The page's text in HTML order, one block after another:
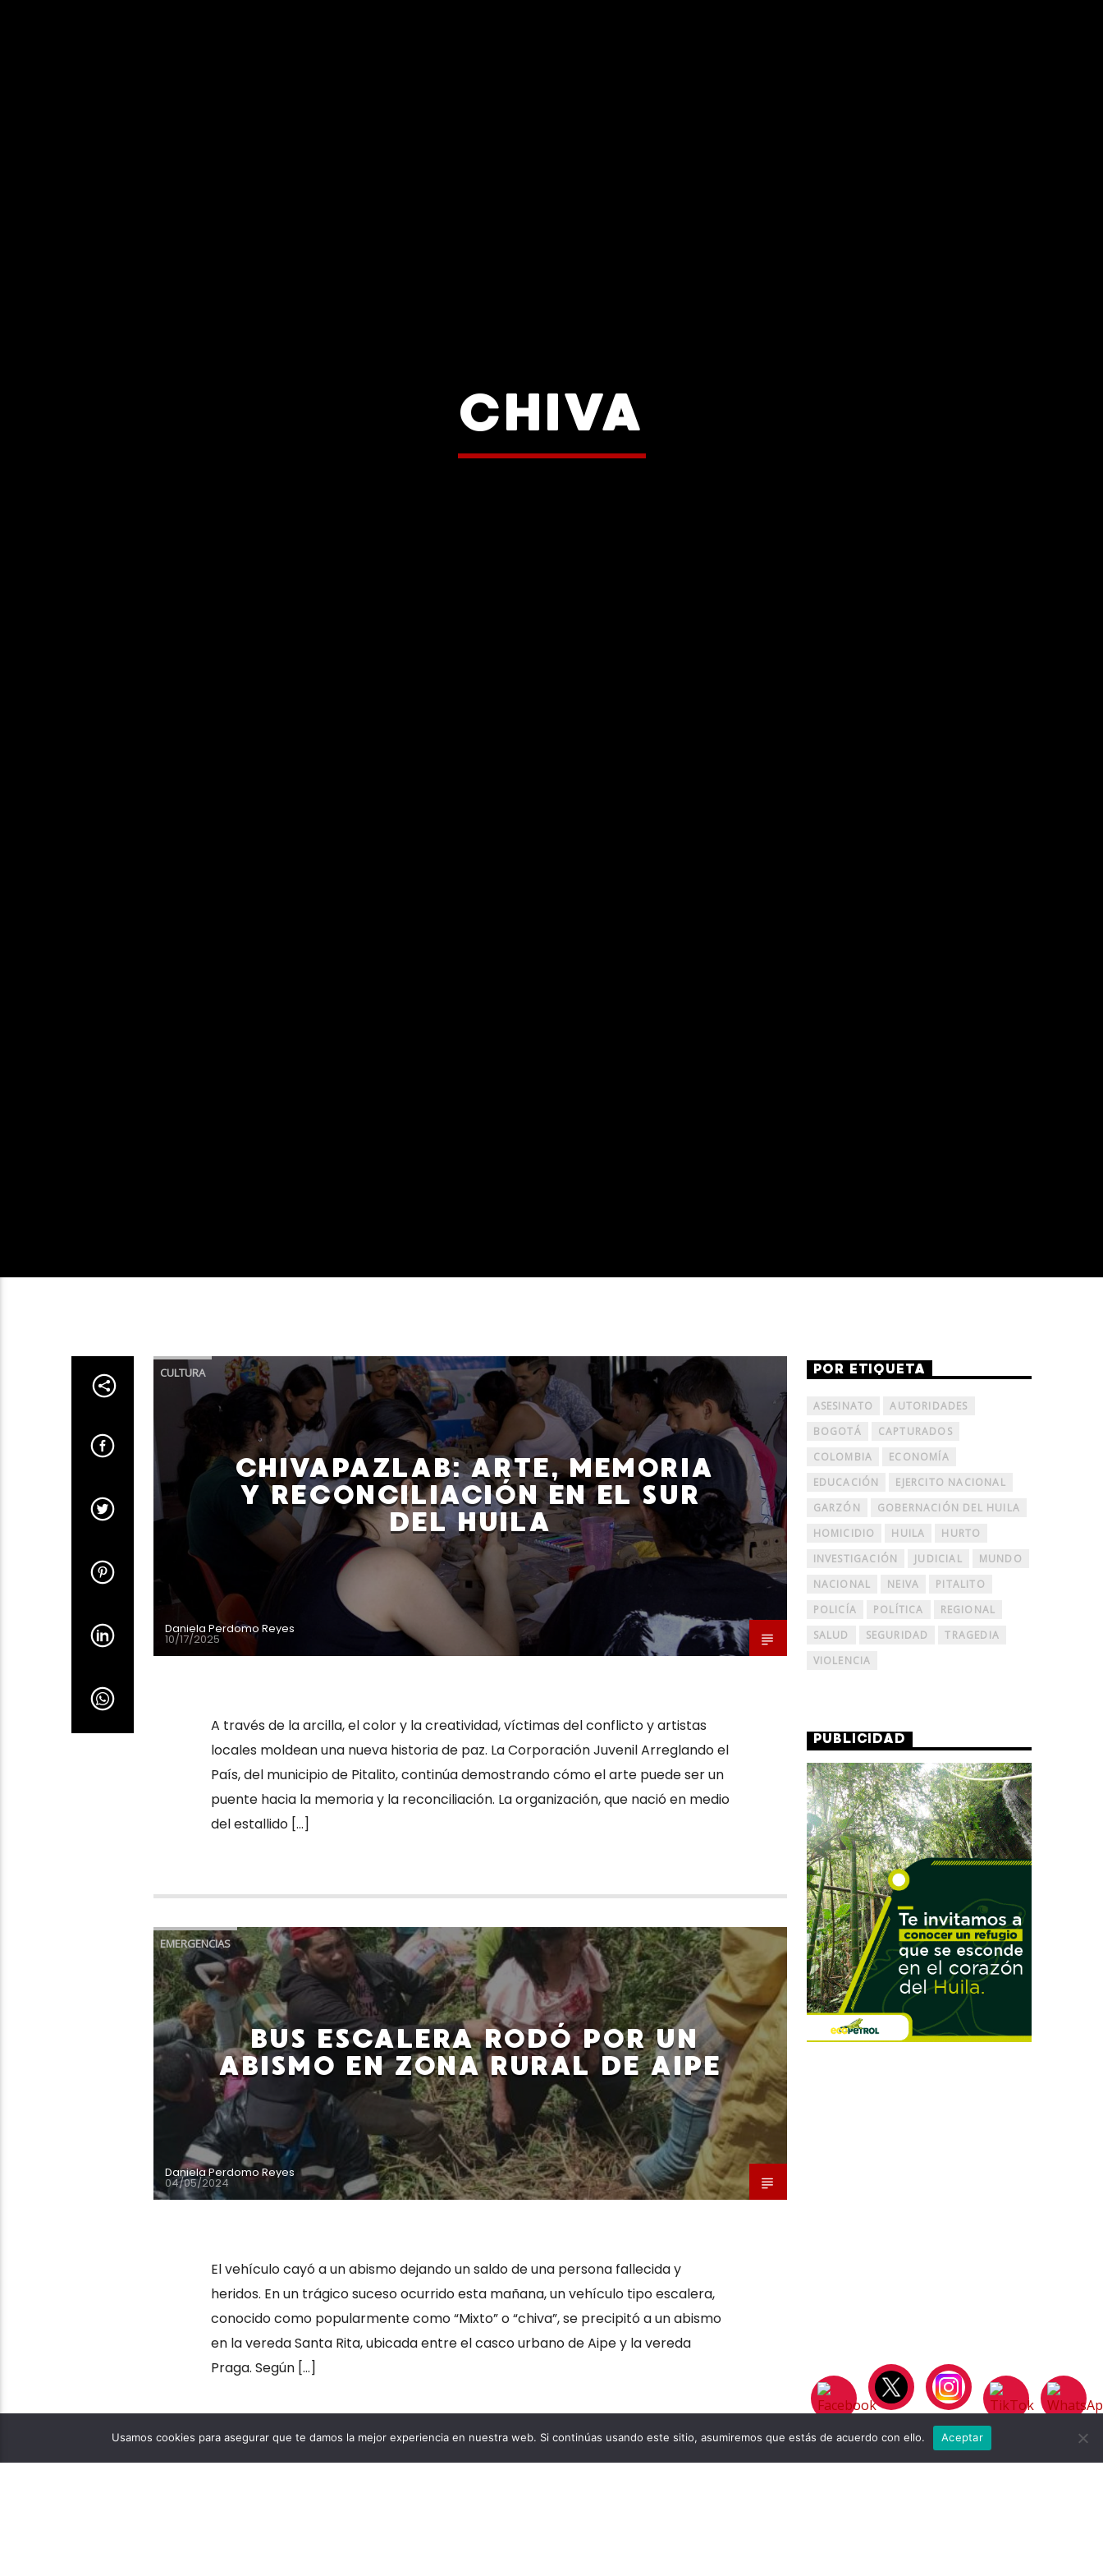
CHIVA
CULTURA
CHIVAPAZLAB: ARTE, MEMORIA
Y RECONCILIACIÓN EN EL SUR
DEL HUILA
Daniela Perdomo Reyes
10/17/2025
A través de la arcilla, el color y la creatividad, víctimas del conflicto y artistas
locales moldean una nueva historia de paz. La Corporación Juvenil Arreglando el
País, del municipio de Pitalito, continúa demostrando cómo el arte puede ser un
puente hacia la memoria y la reconciliación. La organización, que nació en medio
del estallido […]
EMERGENCIAS
BUS ESCALERA RODÓ POR UN
ABISMO EN ZONA RURAL DE AIPE
Daniela Perdomo Reyes
04/05/2024
El vehículo cayó a un abismo dejando un saldo de una persona fallecida y
heridos. En un trágico suceso ocurrido esta mañana, un vehículo tipo escalera,
conocido como popularmente como “Mixto” o “chiva”, se precipitó a un abismo
en la vereda Santa Rita, ubicada entre el casco urbano de Aipe y la vereda
Praga. Según […]
POR ETIQUETA
ASESINATO
AUTORIDADES
BOGOTÁ
CAPTURADOS
COLOMBIA
ECONOMÍA
EDUCACIÓN
EJERCITO NACIONAL
GARZÓN
GOBERNACIÓN DEL HUILA
HOMICIDIO
HUILA
HURTO
INVESTIGACIÓN
JUDICIAL
MUNDO
NACIONAL
NEIVA
PITALITO
POLICÍA
POLÍTICA
REGIONAL
SALUD
SEGURIDAD
TRAGEDIA
VIOLENCIA
PUBLICIDAD
Usamos cookies para asegurar que te damos la mejor experiencia en nuestra web. Si continúas usando este sitio, asumiremos que estás de acuerdo con ello. Aceptar